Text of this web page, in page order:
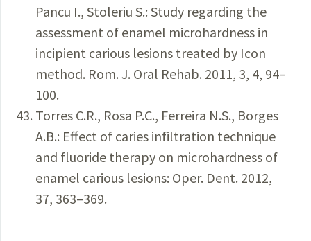
Pancu I., Stoleriu S.: Study regarding the
assessment of enamel microhardness in
incipient carious lesions treated by Icon
method. Rom. J. Oral Rehab. 2011, 3, 4, 94–
100.
Torres C.R., Rosa P.C., Ferreira N.S., Borges
A.B.: Effect of caries infiltration technique
and fluoride therapy on microhardness of
enamel carious lesions: Oper. Dent. 2012,
37, 363–369.